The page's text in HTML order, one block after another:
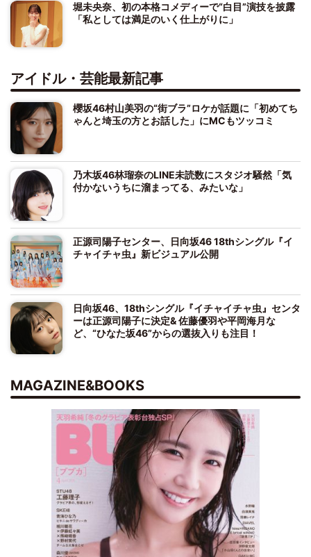
堀未央奈、初の本格コメディーで“白目”演技を披露
「私としては満足のいく仕上がりに」
アイドル・芸能最新記事
櫻坂46村山美羽の“街ブラ”ロケが話題に「初めてち
ゃんと埼玉の方とお話した」にMCもツッコミ
乃木坂46林瑠奈のLINE未読数にスタジオ騒然「気
付かないうちに溜まってる、みたいな」
正源司陽子センター、日向坂46 18thシングル『イ
チャイチャ虫』新ビジュアル公開
日向坂46、18thシングル『イチャイチャ虫』センタ
ーは正源司陽子に決定& 佐藤優羽や平岡海月な
ど、“ひなた坂46”からの選抜入りも注目！
MAGAZINE&BOOKS